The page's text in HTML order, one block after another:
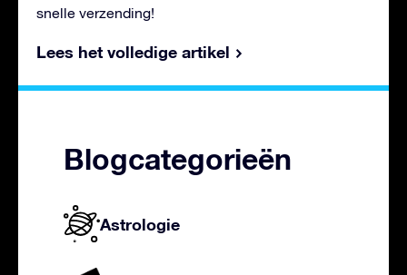
snelle verzending!
Lees het volledige artikel
Blogcategorieën
Astrologie